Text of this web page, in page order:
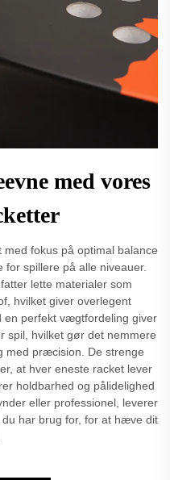
med vores
fokus på optimal balance
spillere på alle niveauer.
lette materialer som
hvilket giver overlegent
en perfekt vægtfordeling giver
spil, hvilket gør det nemmere
med præcision. De strenge
at hver eneste racket lever
holdbarhed og pålidelighed
eller professionel, leverer
har brug for, for at hæve dit